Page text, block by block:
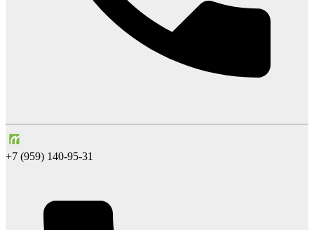
+7 (959) 140-95-31